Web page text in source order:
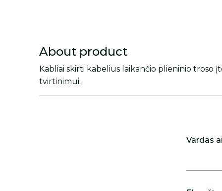
About product
Kabliai skirti kabelius laikančio plieninio troso
tvirtinimui.
Vardas